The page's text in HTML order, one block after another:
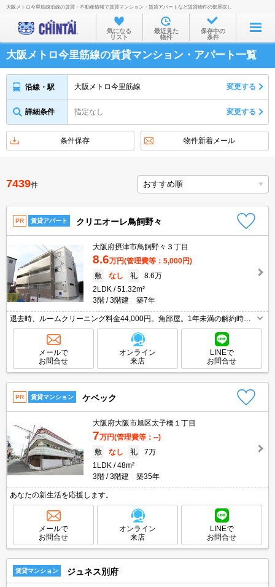
お部屋を探す
沿線・駅から
住所から
家賃相場から
物件特集から
不動産会社から
TOP
大阪メトロ今里筋線沿線の賃貸・不動産情報で賃貸マンション・賃貸アパートなど賃貸物件の部屋探し
気になる
リスト
最近見た
物件
保存中の
条件
大阪メトロ今里筋線の賃貸マンション・アパート一覧
沿線・駅 大阪メトロ今里筋線 変更する
詳細条件 指定なし 変更する
条件保存 物件新着メール
7439件
PR 賃貸アパート クリエオーレ鳥飼野々
大阪府摂津市鳥飼野々３丁目
8.6万円(管理費等：5,000円)
敷
なし 礼
8.6万
2LDK
51.32m²
3階
3階建 築7年
退去時、ルームクリーニング料金44,000円。角部屋。1年未満の解約時、
違約金家賃+管理費の2ヶ月分発生。追い焚き・エアコン・浴室乾燥機付き
で設備充実!。
メールで
お問合せ
オンライン
来店
LINEで
お問合せ
PR 賃貸マンション ケベック
大阪府大阪市旭区太子橋１丁目
7万円(管理費等：--)
敷
なし 礼
7万
1LDK
48m²
3階
3階建 築35年
あなたの新生活を応援します。
メールで
お問合せ
オンライン
来店
LINEで
お問合せ
賃貸マンション ジュネス別府